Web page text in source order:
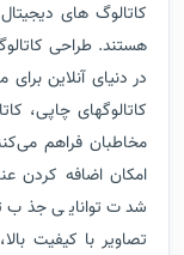
کاتالوگ های
هستند. طراحی
در دنیای آنلاین
کاتالوگهای چاپی،
مخاطبان فراهم
امکان اضافه کردن
شدت توانایی جذب
تصاویر با کیفیت